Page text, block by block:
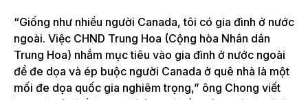
“Giống như nhiều người Canada, tôi có gia đình ở nước
ngoài. Việc CHND Trung Hoa (Cộng hòa Nhân dân
Trung Hoa) nhắm mục tiêu vào gia đình ở nước ngoài
để đe dọa và ép buộc người Canada ở quê nhà là một
mối đe dọa quốc gia nghiêm trọng,” ông Chong viết